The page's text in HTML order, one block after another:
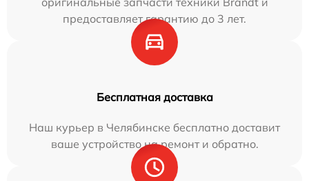
предоставляет гарантию до 3 лет.
Бесплатная доставка
Наш курьер в Челябинске бесплатно доставит
ваше устройство на ремонт и обратно.